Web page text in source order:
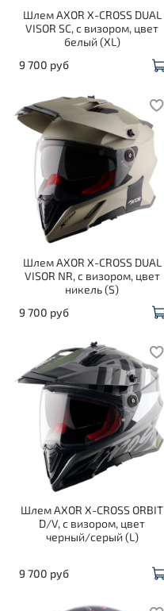
Шлем AXOR X-CROSS DUAL
VISOR SC, с визором, цвет
белый (XL)
9 700 руб
Шлем AXOR X-CROSS DUAL
VISOR NR, с визором, цвет
никель (S)
9 700 руб
Шлем AXOR X-CROSS ORBIT
D/V, с визором, цвет
черный/серый (L)
9 700 руб